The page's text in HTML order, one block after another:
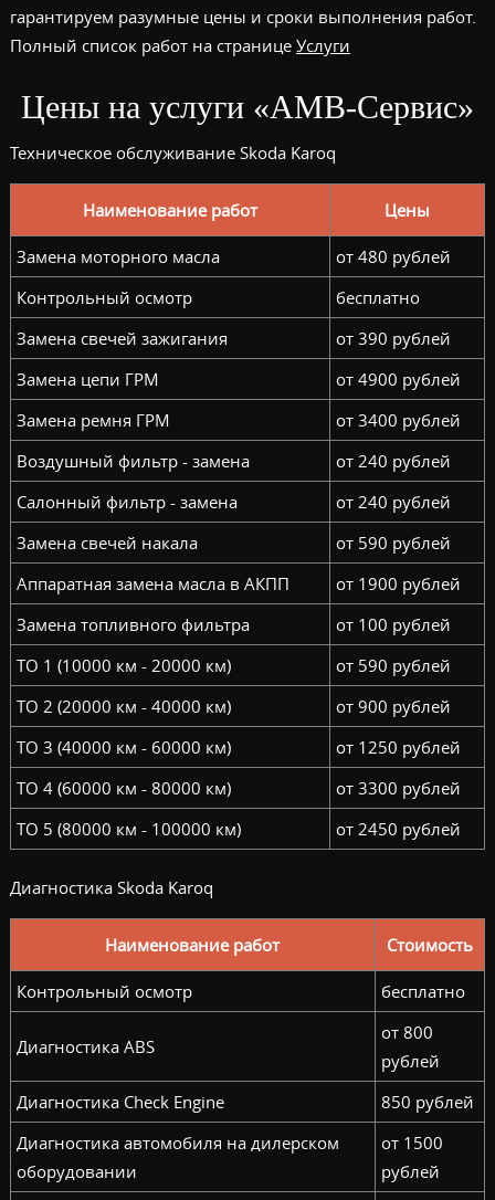
гарантируем разумные цены и сроки выполнения работ.
Полный список работ на странице Услуги
Цены на услуги «АМВ-Сервис»
Техническое обслуживание Skoda Karoq
Наименование работ Цены
Замена моторного масла
от 480 рублей
Контрольный осмотр
бесплатно
Замена свечей зажигания
от 390 рублей
Замена цепи ГРМ
от 4900 рублей
Замена ремня ГРМ
от 3400 рублей
Воздушный фильтр - замена
от 240 рублей
Салонный фильтр - замена
от 240 рублей
Замена свечей накала
от 590 рублей
Аппаратная замена масла в АКПП
от 1900 рублей
Замена топливного фильтра
от 100 рублей
ТО 1 (10000 км - 20000 км)
от 590 рублей
ТО 2 (20000 км - 40000 км)
от 900 рублей
ТО 3 (40000 км - 60000 км)
от 1250 рублей
ТО 4 (60000 км - 80000 км)
от 3300 рублей
ТО 5 (80000 км - 100000 км)
от 2450 рублей
Диагностика Skoda Karoq
Наименование работ Стоимость
Контрольный осмотр бесплатно
Диагностика ABS
от 800
рублей
Диагностика Check Engine
850 рублей
Диагностика автомобиля на дилерском
оборудовании
от 1500
рублей